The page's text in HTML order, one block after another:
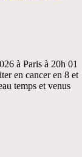
à Paris à 20h 01
en cancer en 8 et
temps et venus